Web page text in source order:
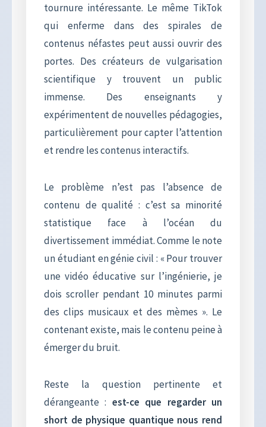
tournure intéressante. Le même TikTok
qui enferme dans des spirales de
contenus néfastes peut aussi ouvrir des
portes. Des créateurs de vulgarisation
scientifique y trouvent un public
immense. Des enseignants y
expérimentent de nouvelles pédagogies,
particulièrement pour capter l’attention
et rendre les contenus interactifs.
Le problème n’est pas l’absence de
contenu de qualité : c’est sa minorité
statistique face à l’océan du
divertissement immédiat. Comme le note
un étudiant en génie civil : « Pour trouver
une vidéo éducative sur l’ingénierie, je
dois scroller pendant 10 minutes parmi
des clips musicaux et des mèmes ». Le
contenant existe, mais le contenu peine à
émerger du bruit.
Reste la question pertinente et
dérangeante : est-ce que regarder un
short de physique quantique nous rend